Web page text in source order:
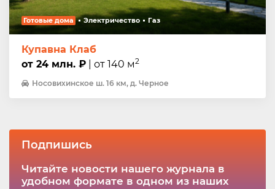
Готовые дома Электричество Газ
Купавна Клаб
от 24 млн. ₽ | от 140 м2
Носовихинское ш. 16 км, д. Черное
Подпишись
Читайте новости нашего журнала в
удобном формате в одном из наших